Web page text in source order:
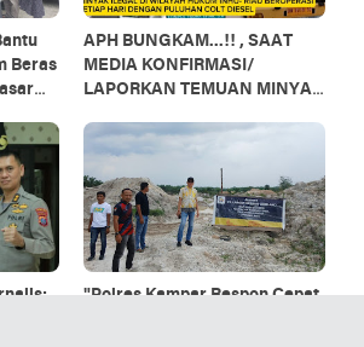
Beras
APH BUNGKAM...!! , SAAT
MEDIA KONFIRMASI/
LAPORKAN TEMUAN MINYAK
INHU- RIAU BEROPERASI
SETIAP HARI DENGAN
PULUHAN COLT DIESEL
"Polres Kampar Respon Cepat